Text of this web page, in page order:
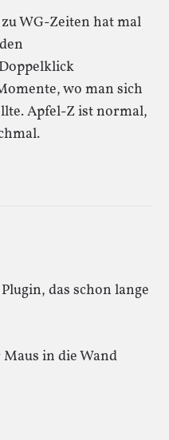
WG-Zeiten hat mal
wo man sich
Apfel-Z ist normal,
das schon lange
in die Wand